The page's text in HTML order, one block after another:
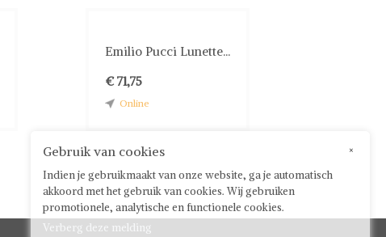
Emilio Pucci Lunette...
€ 71,75
Online
×
Gebruik van cookies
Indien je gebruikmaakt van onze website, ga je automatisch
akkoord met het gebruik van cookies. Wij gebruiken
promotionele, analytische en functionele cookies.
Verberg deze melding